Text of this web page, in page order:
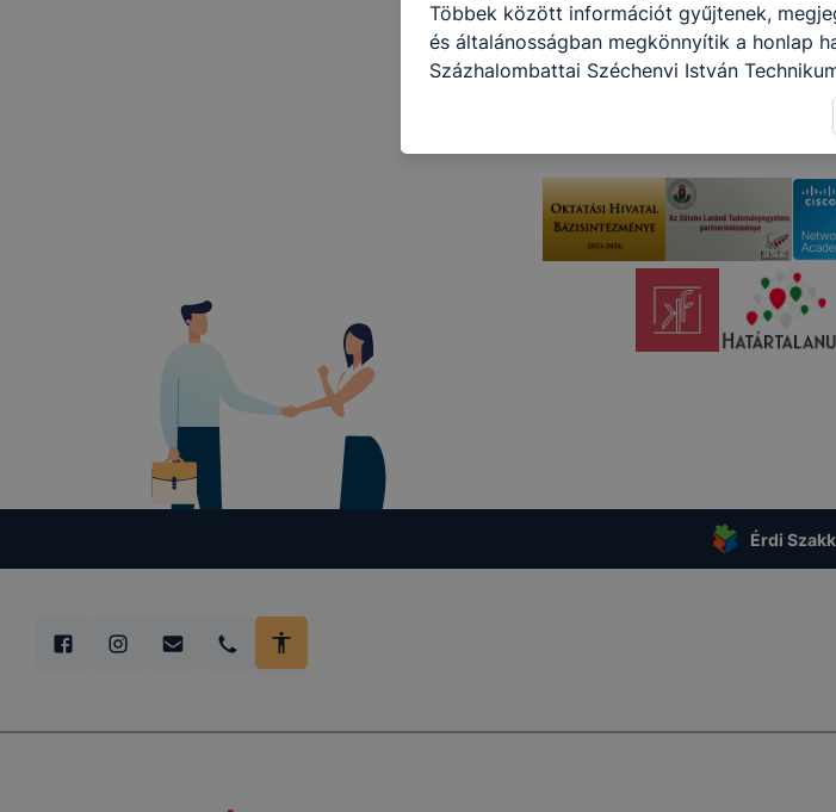
Érdi
Többek között információt gyűjtenek,
és általánosságban megkönnyítik a honlap
Százhalombattai Széchenyi István
következő célokból használja: információ
használja Ön a honlapot -annak
látogatja, vagy használja leginkább, így
még jobb felhasználói élményt, ha ismét
fejlesztése. Hogyan ellenőrizheti és
Minden modern böngésző engedélyezi a
legtöbb böngésző alapértelmezettként
ezek általában megváltoztathatók.
célja honlapunk használhatóságának és
lehetővé tétele, a cookie-k alkalmazásának
előfordulhat, hogy felhasználóink nem
teljes körű használatára, vagy a honlap a